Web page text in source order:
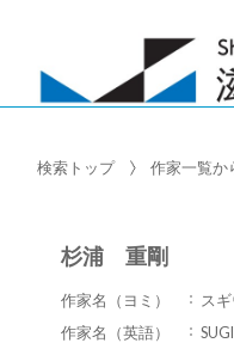
検索トップ 作家一覧か
杉浦 重剛
作家名（ヨミ）
ス
作家名（英語）